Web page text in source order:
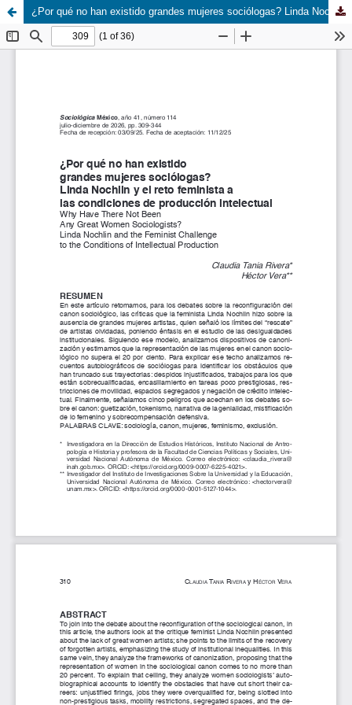
¿Por qué no han existido grandes mujeres sociólogas? Linda Nochlin y el reto feminista a las condiciones de producción intelectual